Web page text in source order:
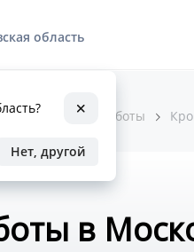
область
монтажные работы
в
Нет, другой